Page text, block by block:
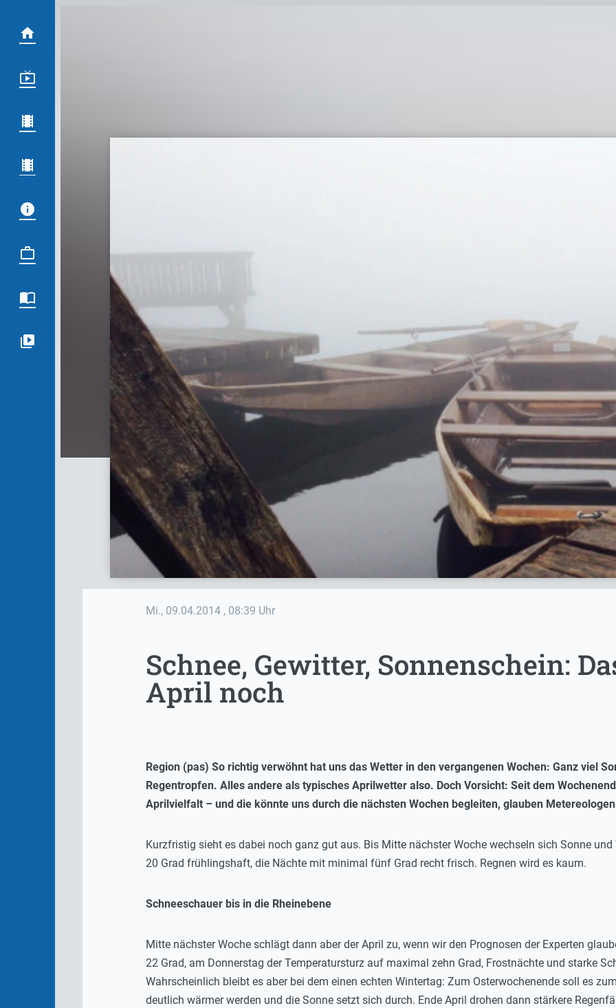
Mi., 09.04.2014 , 08:39 Uhr
Schnee, Gewitter, Sonnenschein:
April noch
Region (pas) So richtig verwöhnt hat uns das Wetter in den vergangenen Wochen: Ganz viel
Regentropfen. Alles andere als typisches Aprilwetter also. Doch Vorsicht: Seit dem
Aprilvielfalt – und die könnte uns durch die nächsten Wochen begleiten, glauben
Kurzfristig sieht es dabei noch ganz gut aus. Bis Mitte nächster Woche wechseln sich Sonne
20 Grad frühlingshaft, die Nächte mit minimal fünf Grad recht frisch. Regnen wird es kaum.
Schneeschauer bis in die Rheinebene
Mitte nächster Woche schlägt dann aber der April zu, wenn wir den Prognosen der Experten
22 Grad, am Donnerstag der Temperatursturz auf maximal zehn Grad, Frostnächte und starke
Wahrscheinlich bleibt es aber bei dem einen echten Wintertag: Zum Osterwochenende soll es
deutlich wärmer werden und die Sonne setzt sich durch. Ende April drohen dann stärkere